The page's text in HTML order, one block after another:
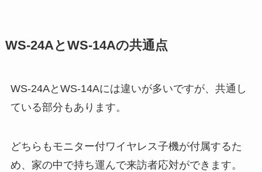
WS-24AとWS-14Aの共通点
WS-24AとWS-14Aには違いが多いですが、共通し
ている部分もあります。
どちらもモニター付ワイヤレス子機が付属するた
め、家の中で持ち運んで来訪者応対ができます。